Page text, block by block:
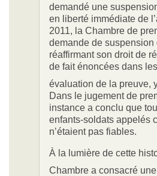
demandé une
en liberté immédiate de
2011, la Chambre de
demande de
réaffirmant son droit de
de fait énoncées dans
évaluation de la preuve,
Dans le jugement de
instance a conclu que
enfants-soldats appelés
n’étaient pas fiables.
À la lumière de cette
Chambre a consacré